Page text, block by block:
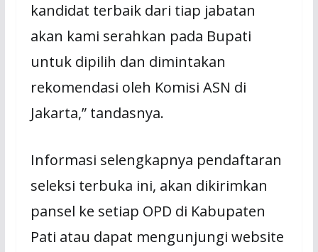
kandidat terbaik dari tiap jabatan
akan kami serahkan pada Bupati
untuk dipilih dan dimintakan
rekomendasi oleh Komisi ASN di
Jakarta,” tandasnya.
Informasi selengkapnya pendaftaran
seleksi terbuka ini, akan dikirimkan
pansel ke setiap OPD di Kabupaten
Pati atau dapat mengunjungi website